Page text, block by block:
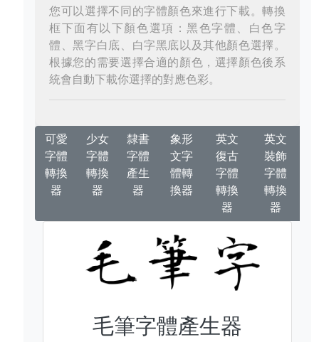
您可以選擇不同的字體顏色來進行下載。轉換
框下面有以下顏色選項：黑色字體、白色字
體、黑字白底、白字黑底以及其他顏色選擇。
根據您的需要選擇合適的顏色，選擇顏色後系
統會自動下載你選擇的對應色彩。
可愛
字體
轉換
器
少女
字體
轉換
器
隸書
字體
產生
器
象形
文字
體轉
換器
英文
復古
字體
轉換
器
英文
裝飾
字體
轉換
器
毛筆字體產生器